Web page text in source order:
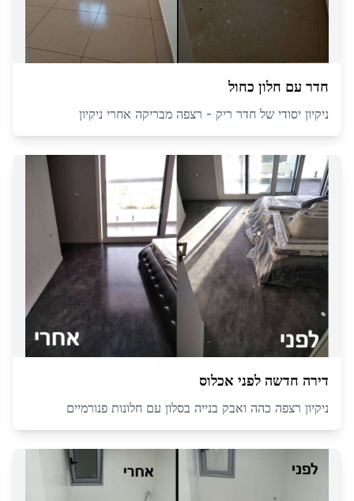
חדר עם חלון כחול
ניקיון יסודי של חדר ריק - רצפה מבריקה אחרי ניקיון
דירה חדשה לפני אכלוס
ניקיון רצפה כהה ואבק בנייה בסלון עם חלונות פנורמיים